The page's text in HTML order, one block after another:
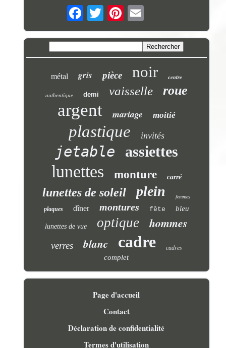
métal gris pièce noir centre
authentique demi vaisselle roue
argent mariage moitié
plastique invités
jetable assiettes
lunettes monture carré
lunettes de soleil plein femmes
plaques dîner montures fête bleu
lunettes de vue optique hommes
verres blanc cadre
cadres
complet
Page d'accueil
Contact
Déclaration de confidentialité
Termes d'utilisation